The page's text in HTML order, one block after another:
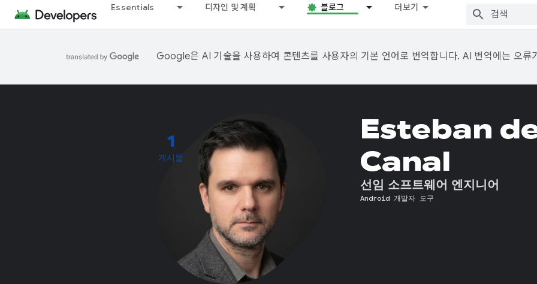
Essentials 디자인 및 계획 블로그 더보기
Google은 AI 기술을 사용하여 콘텐츠를 사용자의 기본 언어로 번역합니다. AI 번역에는 오류
1
게시물
Esteban
Canal
선임 소프트웨어 엔지니어
Android 개발자 도구